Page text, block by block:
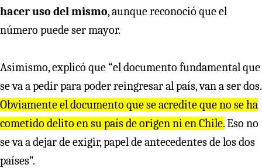
hacer uso del mismo, aunque reconoció que el
número puede ser mayor.
Asimismo, explicó que “el documento fundamental que
se va a pedir para poder reingresar al país, van a ser dos.
Obviamente el documento que se acredite que no se ha
cometido delito en su país de origen ni en Chile.Eso no
se va a dejar de exigir, papel de antecedentes de los dos
países”.